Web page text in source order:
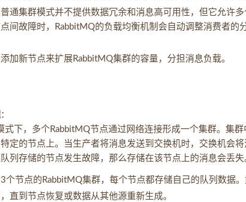
通集群模式并不提供数据冗余和消息高可用性，但它允许
间故障时，RabbitMQ的负载均衡机制会自动调整消费者的
加新节点来扩展RabbitMQ集群的容量，分担消息负载。
：
式下，多个RabbitMQ节点通过网络连接形成一个集群。集
定的节点上。当生产者将消息发送到交换机时，交换机会
列存储的节点发生故障，那么存储在该节点上的消息会丢失
个节点的RabbitMQ集群，每个节点都存储自己的队列数据
直到节点恢复或数据从其他源重新生成。